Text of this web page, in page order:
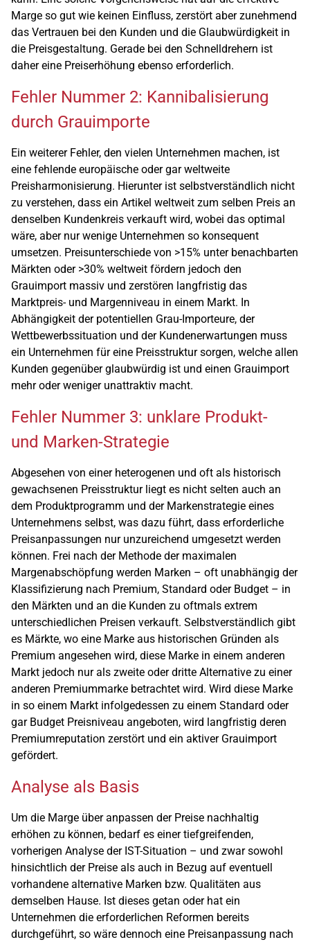
Marge so gut wie keinen Einfluss, zerstört aber zunehmend
das Vertrauen bei den Kunden und die Glaubwürdigkeit in
die Preisgestaltung. Gerade bei den Schnelldrehern ist
daher eine Preiserhöhung ebenso erforderlich.
Fehler Nummer 2: Kannibalisierung
durch Grauimporte
Ein weiterer Fehler, den vielen Unternehmen machen, ist
eine fehlende europäische oder gar weltweite
Preisharmonisierung. Hierunter ist selbstverständlich nicht
zu verstehen, dass ein Artikel weltweit zum selben Preis an
denselben Kundenkreis verkauft wird, wobei das optimal
wäre, aber nur wenige Unternehmen so konsequent
umsetzen. Preisunterschiede von >15% unter benachbarten
Märkten oder >30% weltweit fördern jedoch den
Grauimport massiv und zerstören langfristig das
Marktpreis- und Margenniveau in einem Markt. In
Abhängigkeit der potentiellen Grau-Importeure, der
Wettbewerbssituation und der Kundenerwartungen muss
ein Unternehmen für eine Preisstruktur sorgen, welche allen
Kunden gegenüber glaubwürdig ist und einen Grauimport
mehr oder weniger unattraktiv macht.
Fehler Nummer 3: unklare Produkt-
und Marken-Strategie
Abgesehen von einer heterogenen und oft als historisch
gewachsenen Preisstruktur liegt es nicht selten auch an
dem Produktprogramm und der Markenstrategie eines
Unternehmens selbst, was dazu führt, dass erforderliche
Preisanpassungen nur unzureichend umgesetzt werden
können. Frei nach der Methode der maximalen
Margenabschöpfung werden Marken – oft unabhängig der
Klassifizierung nach Premium, Standard oder Budget – in
den Märkten und an die Kunden zu oftmals extrem
unterschiedlichen Preisen verkauft. Selbstverständlich gibt
es Märkte, wo eine Marke aus historischen Gründen als
Premium angesehen wird, diese Marke in einem anderen
Markt jedoch nur als zweite oder dritte Alternative zu einer
anderen Premiummarke betrachtet wird. Wird diese Marke
in so einem Markt infolgedessen zu einem Standard oder
gar Budget Preisniveau angeboten, wird langfristig deren
Premiumreputation zerstört und ein aktiver Grauimport
gefördert.
Analyse als Basis
Um die Marge über anpassen der Preise nachhaltig
erhöhen zu können, bedarf es einer tiefgreifenden,
vorherigen Analyse der IST-Situation – und zwar sowohl
hinsichtlich der Preise als auch in Bezug auf eventuell
vorhandene alternative Marken bzw. Qualitäten aus
demselben Hause. Ist dieses getan oder hat ein
Unternehmen die erforderlichen Reformen bereits
durchgeführt, so wäre dennoch eine Preisanpassung nach